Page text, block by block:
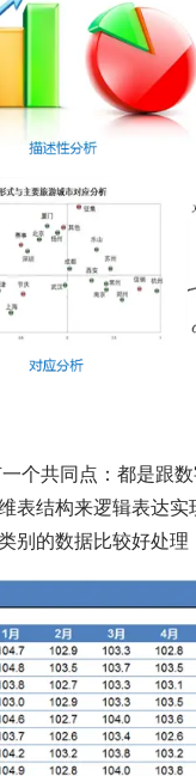
个共同点：都是跟
表结构来逻辑表达
别的数据比较好处理